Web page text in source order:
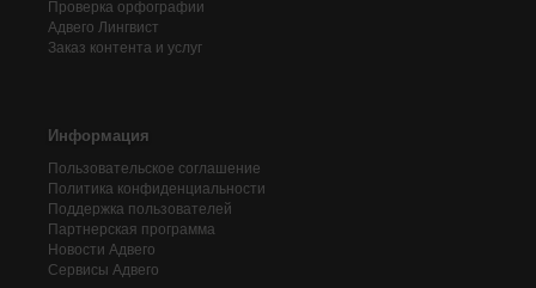
Проверка орфографии
Адвего Лингвист
Заказ контента и услуг
Информация
Пользовательское соглашение
Политика конфиденциальности
Поддержка пользователей
Партнерская программа
Новости Адвего
Сервисы Адвего